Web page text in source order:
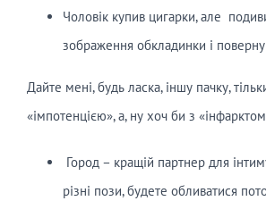
Чоловік купив цигарки, але
зображення обкладинки і
Дайте мені, будь ласка, іншу пачку,
«імпотенцією», а, ну хоч би з
Город – кращій партнер для
різні пози, будете обливатися